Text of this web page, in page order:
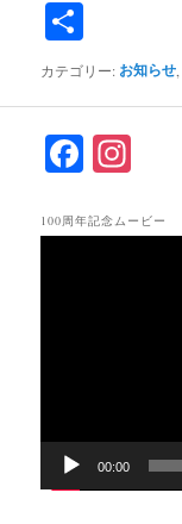
有
カテゴリー: お知らせ
F
ac
ebag
100周年記念ムービー
00:00